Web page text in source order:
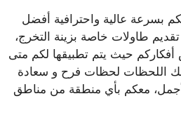
بسرعة عالية واحترافية أفضل
تقديم طاولات خاصة بزينة التخرج،
أفكاركم حيث يتم تطبيقها لكم متى
اللحظات لحظات فرح و سعادة
معكم بأي منطقة من مناطق